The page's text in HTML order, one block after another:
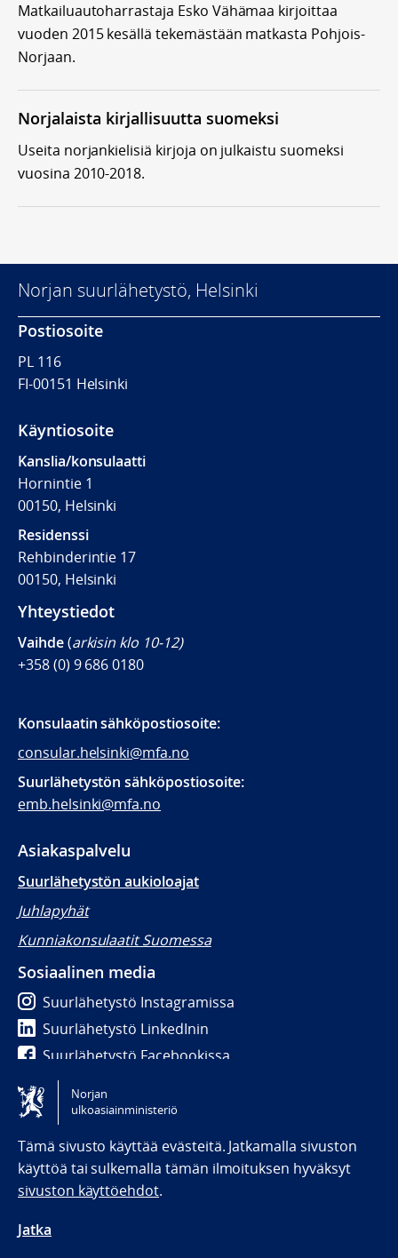
Matkailuautoharrastaja Esko Vähämaa kirjoittaa
vuoden 2015 kesällä tekemästään matkasta Pohjois-
Norjaan.
Norjalaista kirjallisuutta suomeksi
Useita norjankielisiä kirjoja on julkaistu suomeksi
vuosina 2010-2018.
Norjan suurlähetystö, Helsinki
Postiosoite
PL 116
FI-00151 Helsinki
Käyntiosoite
Kanslia/konsulaatti
Hornintie 1
00150, Helsinki
Residenssi
Rehbinderintie 17
00150, Helsinki
Yhteystiedot
Vaihde(arkisin klo 10-12)
+358 (0) 9 686 0180
Konsulaatinsähköpostiosoite:
consular.helsinki@mfa.no
Suurlähetystön sähköpostiosoite:
emb.helsinki@mfa.no
Asiakaspalvelu
Suurlähetystön aukioloajat
Juhlapyhät
Kunniakonsulaatit Suomessa
Sosiaalinen media
Suurlähetystö Instagramissa
Suurlähetystö LinkedInin
Suurlähetystö Facebookissa
Tilgjengelighetserklæring / Accessibility statement
(NO)
Norjan
ulkoasiainministeriö
Tämä sivusto käyttää evästeitä. Jatkamalla sivuston
käyttöä tai sulkemalla tämän ilmoituksen hyväksyt
sivuston käyttöehdot.
Jatka